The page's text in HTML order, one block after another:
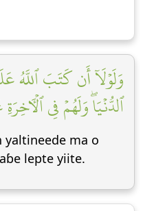
وَلَوۡلَآ أَن كَتَبَ ٱللَّهُ
ٱلدُّنۡيَاۖ وَلَهُمۡ فِي
yaltineede ma o
lepte yiite.